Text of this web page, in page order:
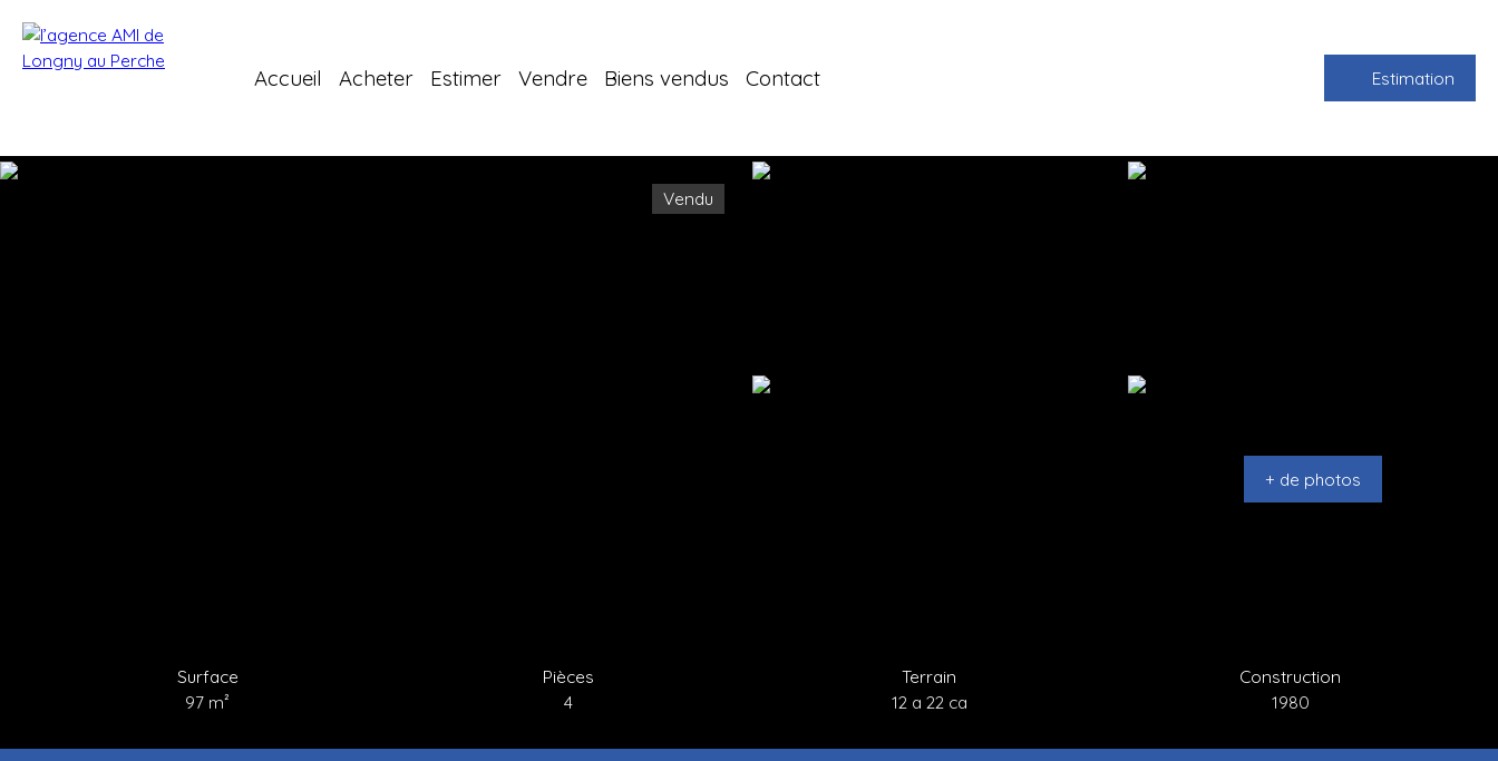
Accueil Acheter Estimer Vendre Biens vendus Contact Estimation
Vendu
+ de photos
Surface
97 m²
Pièces
4
Terrain
12 a 22 ca
Construction
1980